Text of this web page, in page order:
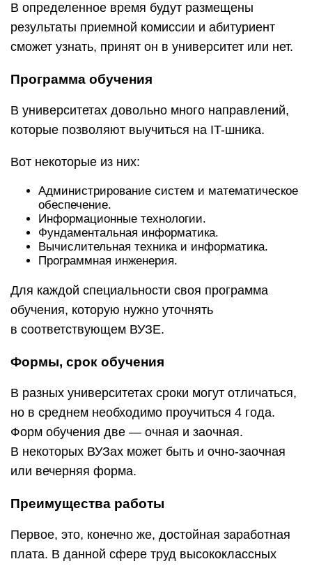
В определенное время будут размещены
результаты приемной комиссии и абитуриент
сможет узнать, принят он в университет или нет.
Программа обучения
В университетах довольно много направлений,
которые позволяют выучиться на IT-шника.
Вот некоторые из них:
Администрирование систем и математическое
обеспечение.
Информационные технологии.
Фундаментальная информатика.
Вычислительная техника и информатика.
Программная инженерия.
Для каждой специальности своя программа
обучения, которую нужно уточнять
в соответствующем ВУЗЕ.
Формы, срок обучения
В разных университетах сроки могут отличаться,
но в среднем необходимо проучиться 4 года.
Форм обучения две — очная и заочная.
В некоторых ВУЗах может быть и очно-заочная
или вечерняя форма.
Преимущества работы
Первое, это, конечно же, достойная заработная
плата. В данной сфере труд высококлассных